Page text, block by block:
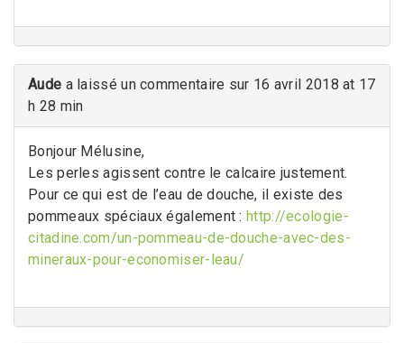
Aude a laissé un commentaire sur 16 avril 2018 at 17
h 28 min
Bonjour Mélusine,
Les perles agissent contre le calcaire justement.
Pour ce qui est de l’eau de douche, il existe des
pommeaux spéciaux également :http://ecologie-
citadine.com/un-pommeau-de-douche-avec-des-
mineraux-pour-economiser-leau/